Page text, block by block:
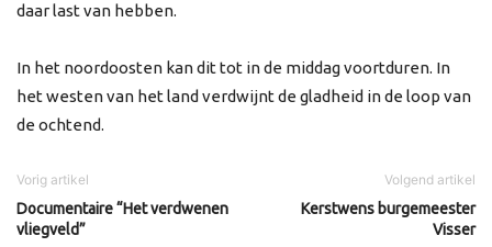
daar last van hebben.
In het noordoosten kan dit tot in de middag voortduren. In
het westen van het land verdwijnt de gladheid in de loop van
de ochtend.
Vorig artikel
Documentaire “Het verdwenen
vliegveld”
Volgend artikel
Kerstwens burgemeester
Visser